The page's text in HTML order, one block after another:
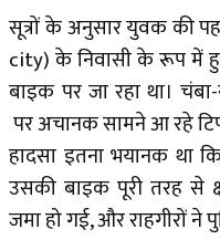
सूत्रों के अनुसार युवक की
city) के निवासी के रूप में
बाइक पर जा रहा था।
पर अचानक सामने आ रहे
हादसा इतना भयानक था
उसकी बाइक पूरी तरह से
जमा हो गई, और राहगीरों ने